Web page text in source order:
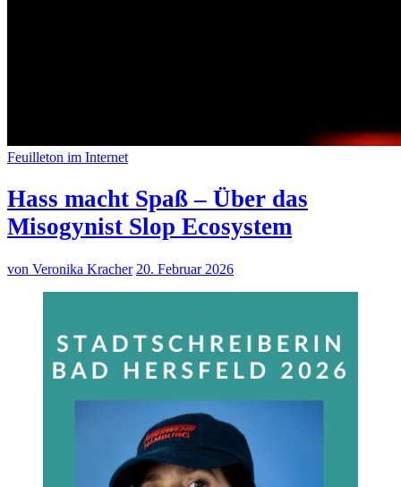
Feuilleton im Internet
Hass macht Spaß – Über das
Misogynist Slop Ecosystem
von Veronika Kracher 20. Februar 2026